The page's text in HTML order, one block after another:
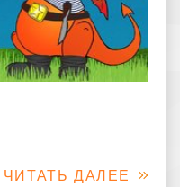
ЧИТАТЬ ДАЛЕЕ